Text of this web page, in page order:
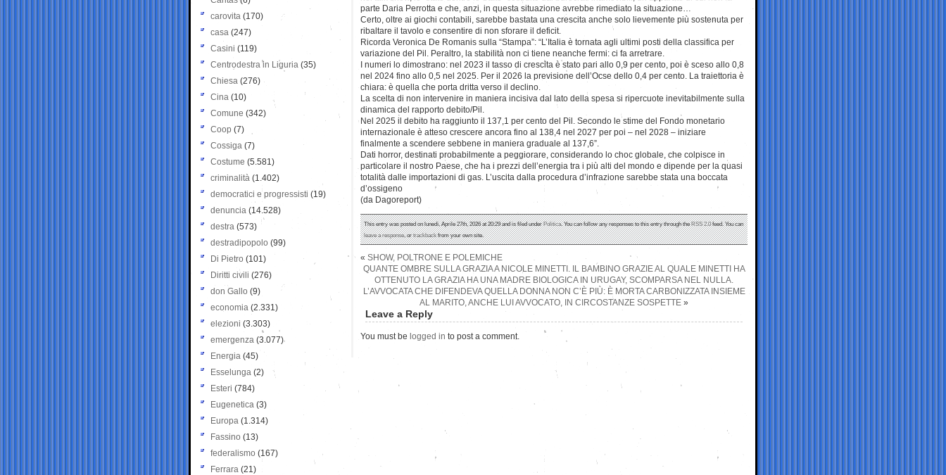
parte Daria Perrotta e che, anzi, in questa situazione avrebbe rimediato la situazione…
Certo, oltre ai giochi contabili, sarebbe bastata una crescita anche solo lievemente più sostenuta per
ribaltare il tavolo e consentire di non sforare il deficit.
Ricorda Veronica De Romanis sulla “Stampa”: “L’Italia è tornata agli ultimi posti della classifica per
variazione del Pil. Peraltro, la stabilità non ci tiene neanche fermi: ci fa arretrare.
I numeri lo dimostrano: nel 2023 il tasso di crescita è stato pari allo 0,9 per cento, poi è sceso allo 0,8
nel 2024 fino allo 0,5 nel 2025. Per il 2026 la previsione dell’Ocse dello 0,4 per cento. La traiettoria è
chiara: è quella che porta dritta verso il declino.
La scelta di non intervenire in maniera incisiva dal lato della spesa si ripercuote inevitabilmente sulla
dinamica del rapporto debito/Pil.
Nel 2025 il debito ha raggiunto il 137,1 per cento del Pil. Secondo le stime del Fondo monetario
internazionale è atteso crescere ancora fino al 138,4 nel 2027 per poi – nel 2028 – iniziare
finalmente a scendere sebbene in maniera graduale al 137,6”.
Dati horror, destinati probabilmente a peggiorare, considerando lo choc globale, che colpisce in
particolare il nostro Paese, che ha i prezzi dell’energia tra i più alti del mondo e dipende per la quasi
totalità dalle importazioni di gas. L’uscita dalla procedura d’infrazione sarebbe stata una boccata
d’ossigeno
(da Dagoreport)
This entry was posted on lunedì, Aprile 27th, 2026 at 20:29 and is filed underPolitica. You can follow any responses to this entry through theRSS 2.0feed. You can
leave a response, ortrackbackfrom your own site.
« SHOW, POLTRONE E POLEMICHE
QUANTE OMBRE SULLA GRAZIA A NICOLE MINETTI. IL BAMBINO GRAZIE AL QUALE MINETTI HA
OTTENUTO LA GRAZIA HA UNA MADRE BIOLOGICA IN URUGAY, SCOMPARSA NEL NULLA.
L’AVVOCATA CHE DIFENDEVA QUELLA DONNA NON C’È PIÙ: È MORTA CARBONIZZATA INSIEME
AL MARITO, ANCHE LUI AVVOCATO, IN CIRCOSTANZE SOSPETTE »
Leave a Reply
You must be logged in to post a comment.
carovita (170)
casa (247)
Casini (119)
Centrodestra in Liguria (35)
Chiesa (276)
Cina (10)
Comune (342)
Coop (7)
Cossiga (7)
Costume (5.581)
criminalità (1.402)
democratici e progressisti (19)
denuncia (14.528)
destra (573)
destradipopolo (99)
Di Pietro (101)
Diritti civili (276)
don Gallo (9)
economia (2.331)
elezioni (3.303)
emergenza (3.077)
Energia (45)
Esselunga (2)
Esteri (784)
Eugenetica (3)
Europa (1.314)
Fassino (13)
federalismo (167)
Ferrara (21)